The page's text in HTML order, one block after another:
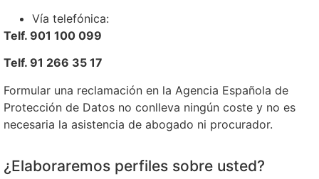
Vía telefónica:
Telf. 901 100 099
Telf. 91 266 35 17
Formular una reclamación en la Agencia Española de
Protección de Datos no conlleva ningún coste y no es
necesaria la asistencia de abogado ni procurador.
¿Elaboraremos perfiles sobre usted?